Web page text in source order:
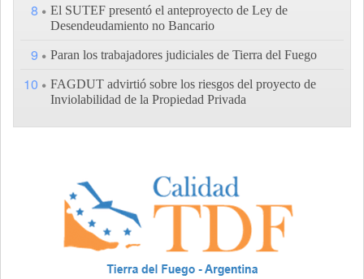
8
El SUTEF presentó el anteproyecto de Ley de
Desendeudamiento no Bancario
9 Paran los trabajadores judiciales de Tierra del Fuego
10
FAGDUT advirtió sobre los riesgos del proyecto de
Inviolabilidad de la Propiedad Privada